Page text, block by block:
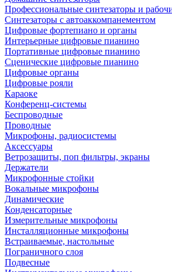
Профессиональные синтезаторы и
Синтезаторы с автоаккомпанементом
Цифровые фортепиано и органы
Интерьерные цифровые пианино
Портативные цифровые пианино
Сценические цифровые пианино
Цифровые органы
Цифровые рояли
Караоке
Конференц-системы
Беспроводные
Проводные
Микрофоны, радиосистемы
Аксессуары
Ветрозащиты, поп фильтры, экраны
Держатели
Микрофонные стойки
Вокальные микрофоны
Динамические
Конденсаторные
Измерительные микрофоны
Инсталляционные микрофоны
Встраиваемые, настольные
Пограничного слоя
Подвесные